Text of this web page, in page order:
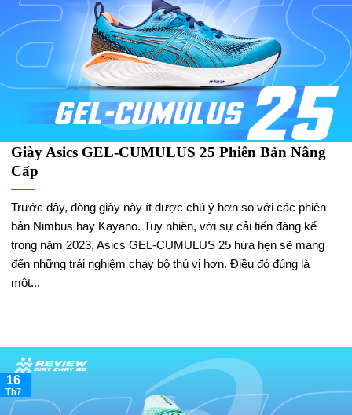
Giày Asics GEL-CUMULUS 25 Phiên Bản Nâng
Cấp
Trước đây, dòng giày này ít được chú ý hơn so với các phiên
bản Nimbus hay Kayano. Tuy nhiên, với sự cải tiến đáng kể
trong năm 2023, Asics GEL-CUMULUS 25 hứa hẹn sẽ mang
đến những trải nghiệm chạy bộ thú vị hơn. Điều đó đúng là
một...
16
Th7